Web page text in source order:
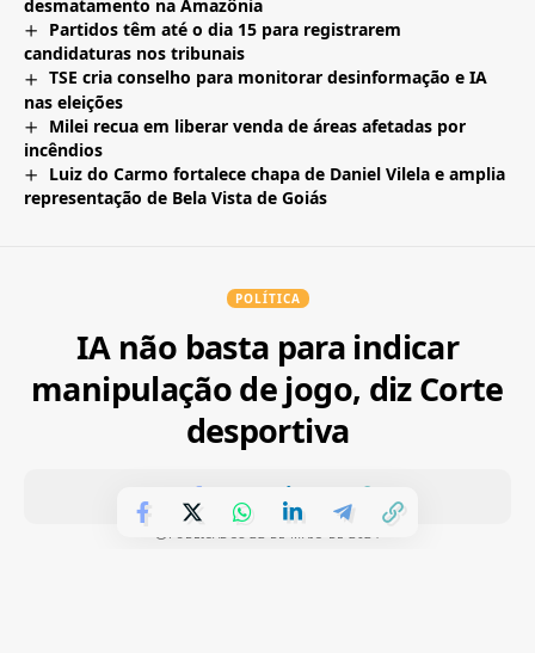
desmatamento na Amazônia
Partidos têm até o dia 15 para registrarem
candidaturas nos tribunais
TSE cria conselho para monitorar desinformação e IA
nas eleições
Milei recua em liberar venda de áreas afetadas por
incêndios
Luiz do Carmo fortalece chapa de Daniel Vilela e amplia
representação de Bela Vista de Goiás
POLÍTICA
IA não basta para indicar
manipulação de jogo, diz Corte
desportiva
PUBLICADOS 22 DE MAIO DE 2024